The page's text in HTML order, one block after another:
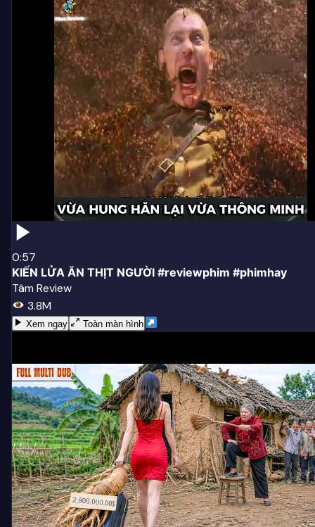
0:57
KIẾN LỬA ĂN THỊT NGƯỜI #reviewphim #phimhay
Tâm Review
3.8M
Xem ngay Toàn màn hình